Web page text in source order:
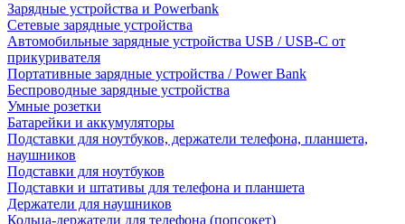
Зарядные устройства и Powerbank
Сетевые зарядные устройства
Автомобильные зарядные устройства USB / USB-C от
прикуривателя
Портативные зарядные устройства / Power Bank
Беспроводные зарядные устройства
Умные розетки
Батарейки и аккумуляторы
Подставки для ноутбуков, держатели телефона, планшета,
наушников
Подставки для ноутбуков
Подставки и штативы для телефона и планшета
Держатели для наушников
Кольца-держатели для телефона (попсокет)